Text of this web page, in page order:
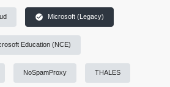
check_circle Microsoft (Legacy)
Education (NCE)
NoSpamProxy THALES